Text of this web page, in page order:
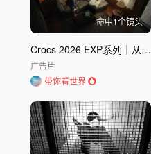
命中1个镜头
Crocs 2026 EXP系列｜从脚开始清凉
广告片
带你看世界